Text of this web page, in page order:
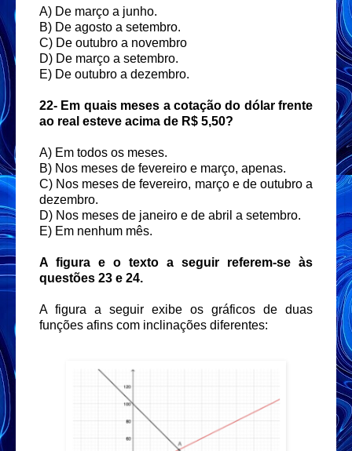
A) De março a junho.
B) De agosto a setembro.
C) De outubro a novembro
D) De março a setembro.
E) De outubro a dezembro.
22- Em quais meses a cotação do dólar frente
ao real esteve acima de R$ 5,50?
A) Em todos os meses.
B) Nos meses de fevereiro e março, apenas.
C) Nos meses de fevereiro, março e de outubro a
dezembro.
D) Nos meses de janeiro e de abril a setembro.
E) Em nenhum mês.
A figura e o texto a seguir referem-se às
questões 23 e 24.
A figura a seguir exibe os gráficos de duas
funções afins com inclinações diferentes: